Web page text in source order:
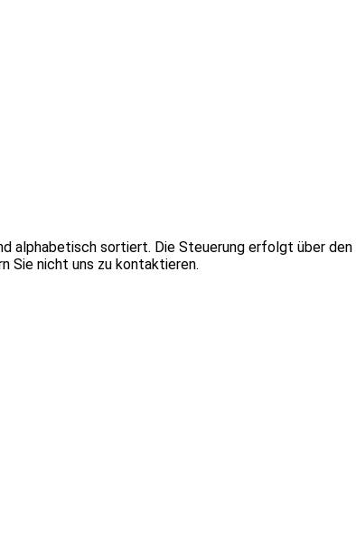
alphabetisch sortiert. Die Steuerung erfolgt über
Sie nicht uns zu kontaktieren.